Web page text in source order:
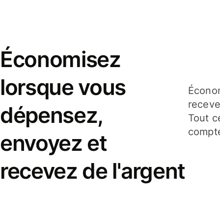
Économisez
lorsque vous
dépensez,
envoyez et
recevez de l'argent
Tout